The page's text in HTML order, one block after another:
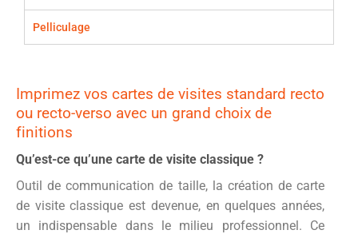
Pelliculage
Imprimez vos cartes de visites standard recto
ou recto-verso avec un grand choix de
finitions
Qu’est-ce qu’une carte de visite classique ?
Outil de communication de taille, la création de carte
de visite classique est devenue, en quelques années,
un indispensable dans le milieu professionnel. Ce